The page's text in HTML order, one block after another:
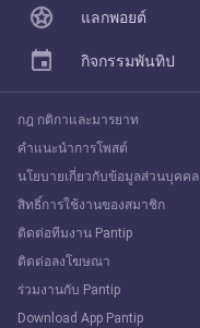
Explore
แลกพอยต์
กิจกรรมพันทิป
กฎ กติกาและมารยาท
คำแนะนำการโพสต์
นโยบายเกี่ยวกับข้อมูลส่วนบุคคล
สิทธิ์การใช้งานของสมาชิก
ติดต่อทีมงาน Pantip
ติดต่อลงโฆษณา
ร่วมงานกับ Pantip
Download App Pantip